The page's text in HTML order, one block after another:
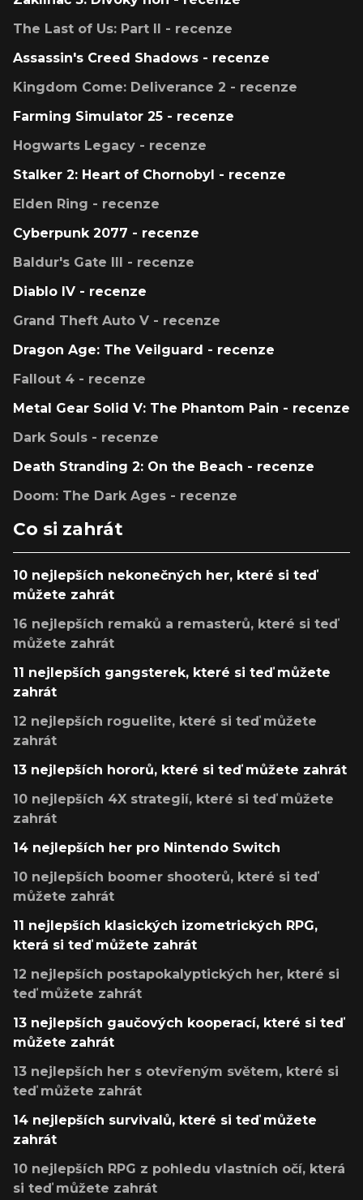
The Last of Us: Part II - recenze
Assassin's Creed Shadows - recenze
Kingdom Come: Deliverance 2 - recenze
Farming Simulator 25 - recenze
Hogwarts Legacy - recenze
Stalker 2: Heart of Chornobyl - recenze
Elden Ring - recenze
Cyberpunk 2077 - recenze
Baldur's Gate III - recenze
Diablo IV - recenze
Grand Theft Auto V - recenze
Dragon Age: The Veilguard - recenze
Fallout 4 - recenze
Metal Gear Solid V: The Phantom Pain - recenze
Dark Souls - recenze
Death Stranding 2: On the Beach - recenze
Doom: The Dark Ages - recenze
Co si zahrát
10 nejlepších nekonečných her, které si teď
můžete zahrát
16 nejlepších remaků a remasterů, které si teď
můžete zahrát
11 nejlepších gangsterek, které si teď můžete
zahrát
12 nejlepších roguelite, které si teď můžete
zahrát
13 nejlepších hororů, které si teď můžete zahrát
10 nejlepších 4X strategií, které si teď můžete
zahrát
14 nejlepších her pro Nintendo Switch
10 nejlepších boomer shooterů, které si teď
můžete zahrát
11 nejlepších klasických izometrických RPG,
která si teď můžete zahrát
12 nejlepších postapokalyptických her, které si
teď můžete zahrát
13 nejlepších gaučových kooperací, které si teď
můžete zahrát
13 nejlepších her s otevřeným světem, které si
teď můžete zahrát
14 nejlepších survivalů, které si teď můžete
zahrát
10 nejlepších RPG z pohledu vlastních očí, která
si teď můžete zahrát